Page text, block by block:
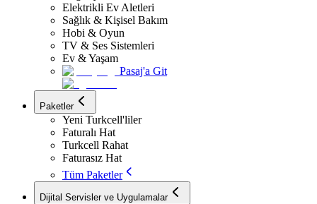
Elektrikli Ev Aletleri
Sağlık & Kişisel Bakım
Hobi & Oyun
TV & Ses Sistemleri
Ev & Yaşam
Pasaj'a Git
Paketler
Yeni Turkcell'liler
Faturalı Hat
Turkcell Rahat
Faturasız Hat
Tüm Paketler
Dijital Servisler ve Uygulamalar